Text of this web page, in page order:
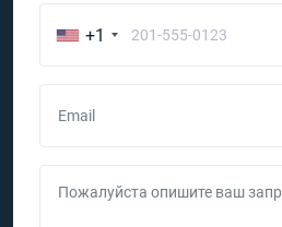
+1
Email
Пожалуйста опишите ваш